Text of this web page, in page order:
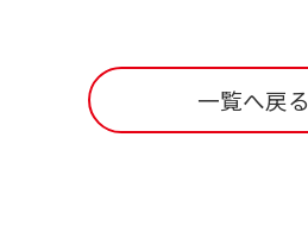
一覧へ戻る